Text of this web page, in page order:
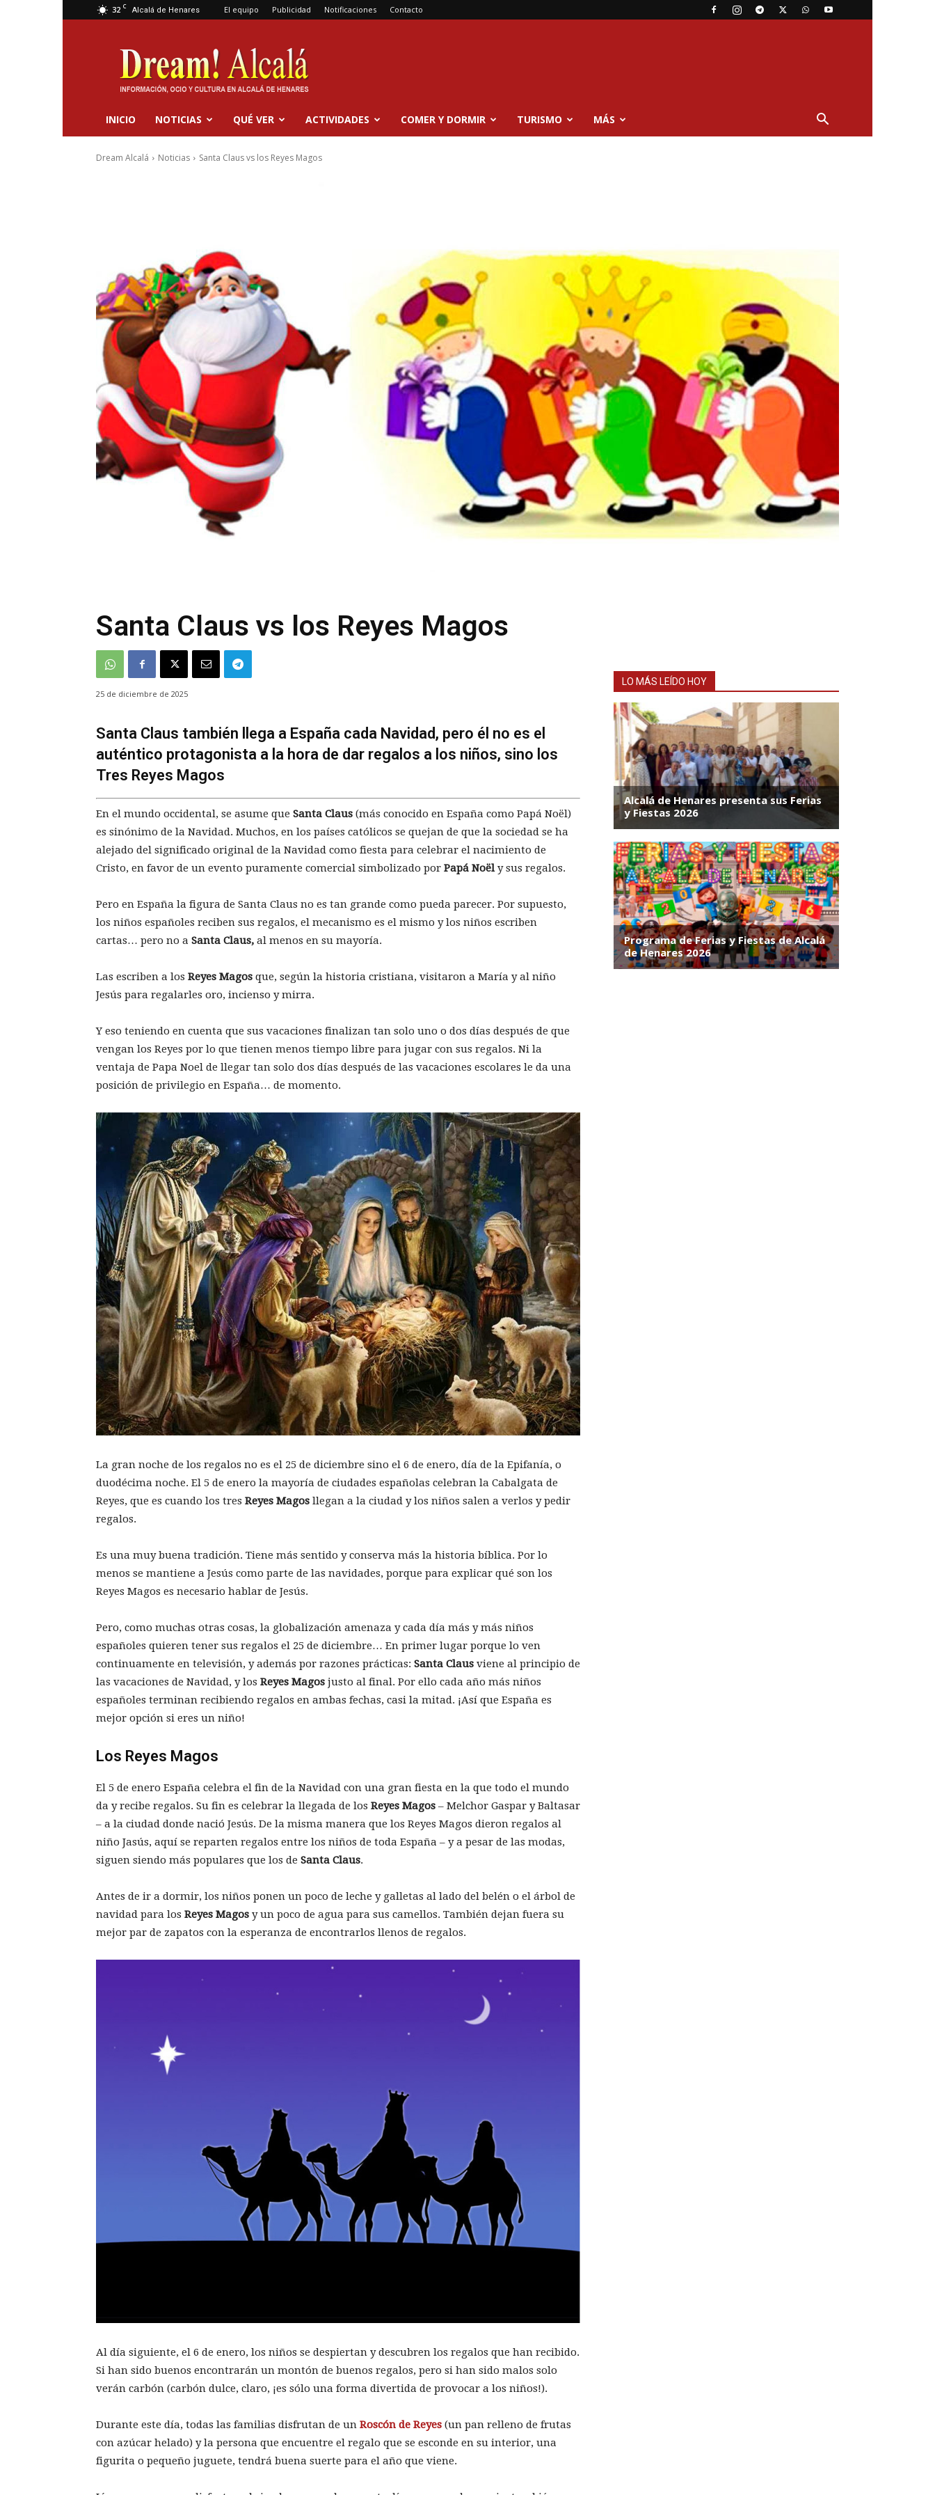
32 C Alcalá de Henares El equipo Publicidad Notificaciones Contacto
Dream
Alcalá
INICIO NOTICIAS QUÉ VER ACTIVIDADES COMER Y DORMIR TURISMO MÁS
Dream Alcalá Noticias Santa Claus vs los Reyes Magos
Santa Claus vs los Reyes Magos
25 de diciembre de 2025
Santa Claus también llega a España cada Navidad, pero él no es el
auténtico protagonista a la hora de dar regalos a los niños, sino los
Tres Reyes Magos
En el mundo occidental, se asume que Santa Claus (más conocido en España como Papá Noël)
es sinónimo de la Navidad. Muchos, en los países católicos se quejan de que la sociedad se ha
alejado del significado original de la Navidad como fiesta para celebrar el nacimiento de
Cristo, en favor de un evento puramente comercial simbolizado por Papá Noël y sus regalos.
Pero en España la figura de Santa Claus no es tan grande como pueda parecer. Por supuesto,
los niños españoles reciben sus regalos, el mecanismo es el mismo y los niños escriben
cartas… pero no a Santa Claus, al menos en su mayoría.
Las escriben a los Reyes Magos que, según la historia cristiana, visitaron a María y al niño
Jesús para regalarles oro, incienso y mirra.
Y eso teniendo en cuenta que sus vacaciones finalizan tan solo uno o dos días después de que
vengan los Reyes por lo que tienen menos tiempo libre para jugar con sus regalos. Ni la
ventaja de Papa Noel de llegar tan solo dos días después de las vacaciones escolares le da una
posición de privilegio en España… de momento.
La gran noche de los regalos no es el 25 de diciembre sino el 6 de enero, día de la Epifanía, o
duodécima noche. El 5 de enero la mayoría de ciudades españolas celebran la Cabalgata de
Reyes, que es cuando los tres Reyes Magos llegan a la ciudad y los niños salen a verlos y pedir
regalos.
Es una muy buena tradición. Tiene más sentido y conserva más la historia bíblica. Por lo
menos se mantiene a Jesús como parte de las navidades, porque para explicar qué son los
Reyes Magos es necesario hablar de Jesús.
Pero, como muchas otras cosas, la globalización amenaza y cada día más y más niños
españoles quieren tener sus regalos el 25 de diciembre… En primer lugar porque lo ven
continuamente en televisión, y además por razones prácticas: Santa Claus viene al principio de
las vacaciones de Navidad, y los Reyes Magos justo al final. Por ello cada año más niños
españoles terminan recibiendo regalos en ambas fechas, casi la mitad. ¡Así que España es
mejor opción si eres un niño!
Los Reyes Magos
El 5 de enero España celebra el fin de la Navidad con una gran fiesta en la que todo el mundo
da y recibe regalos. Su fin es celebrar la llegada de los Reyes Magos – Melchor Gaspar y Baltasar
– a la ciudad donde nació Jesús. De la misma manera que los Reyes Magos dieron regalos al
niño Jasús, aquí se reparten regalos entre los niños de toda España – y a pesar de las modas,
siguen siendo más populares que los de Santa Claus.
Antes de ir a dormir, los niños ponen un poco de leche y galletas al lado del belén o el árbol de
navidad para los Reyes Magos y un poco de agua para sus camellos. También dejan fuera su
mejor par de zapatos con la esperanza de encontrarlos llenos de regalos.
Al día siguiente, el 6 de enero, los niños se despiertan y descubren los regalos que han recibido.
Si han sido buenos encontrarán un montón de buenos regalos, pero si han sido malos solo
verán carbón (carbón dulce, claro, ¡es sólo una forma divertida de provocar a los niños!).
Durante este día, todas las familias disfrutan de un Roscón de Reyes (un pan relleno de frutas
con azúcar helado) y la persona que encuentre el regalo que se esconde en su interior, una
figurita o pequeño juguete, tendrá buena suerte para el año que viene.
LO MÁS LEÍDO HOY